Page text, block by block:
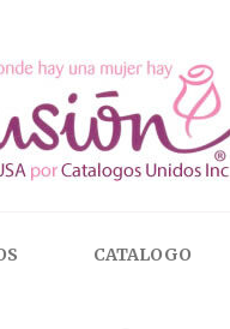
CATALOGO